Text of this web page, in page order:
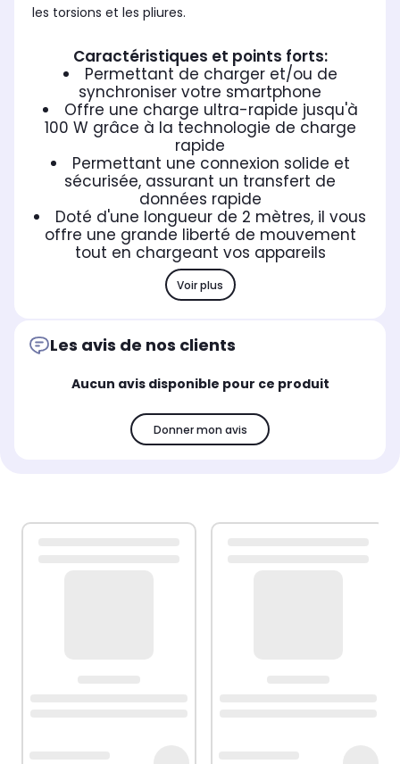
les torsions et les pliures.
Caractéristiques et points forts:
Permettant de charger et/ou de
synchroniser votre smartphone
Offre une charge ultra-rapide jusqu'à
100 W grâce à la technologie de charge
rapide
Permettant une connexion solide et
sécurisée, assurant un transfert de
données rapide
Doté d'une longueur de 2 mètres, il vous
offre une grande liberté de mouvement
tout en chargeant vos appareils
Voir plus
Les avis de nos clients
Aucun avis disponible pour ce produit
Donner mon avis